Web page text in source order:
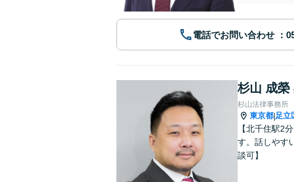
電話でお問い合わせ
杉山 成榮
杉山法律事務所
東京都|足立
【北千住駅2
す。話しやす
談可】